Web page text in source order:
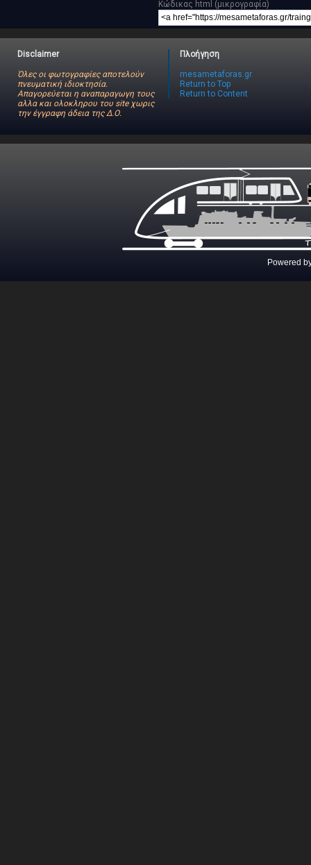
Κώδικας html (μικρογραφία)
Disclaimer
Όλες οι φωτογραφίες αποτελούν
πνευματική ιδιοκτησία.
Απαγορεύεται η αναπαραγωγη τους
αλλα και ολοκληρου του site χωρις
την έγγραφη άδεια της Δ.Ο.
Πλοήγηση
mesametaforas.gr
Return to Top
Return to Content
Powered